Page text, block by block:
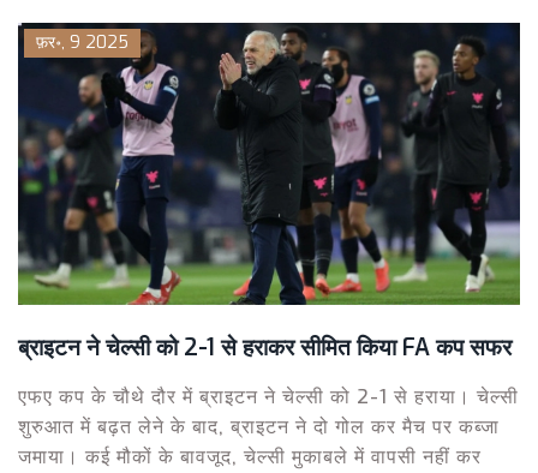
फ़र॰, 9 2025
ब्राइटन ने चेल्सी को 2-1 से हराकर सीमित किया FA कप सफर
एफए कप के चौथे दौर में ब्राइटन ने चेल्सी को 2-1 से हराया। चेल्सी
शुरुआत में बढ़त लेने के बाद, ब्राइटन ने दो गोल कर मैच पर कब्जा
जमाया। कई मौकों के बावजूद, चेल्सी मुकाबले में वापसी नहीं कर